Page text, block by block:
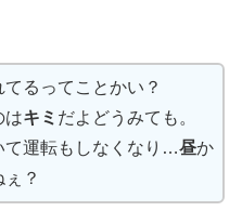
るってことかい？
はキミ だよどうみても。
て運転もしなくなり…昼か
？